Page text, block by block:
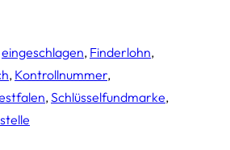
eingeschlagen, Finderlohn
, Kontrollnummer
, Schlüsselfundmarke